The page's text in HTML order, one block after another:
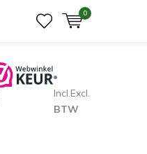
0
Incl.Excl.
BTW